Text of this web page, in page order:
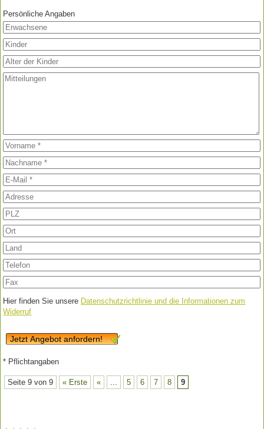
Persönliche Angaben
Hier finden Sie unsere Datenschutzrichtlinie und die Informationen zum
Widerruf
Jetzt Angebot anfordern!
* Pflichtangaben
Seite 9 von 9 « Erste « ... 5 6 7 8 9